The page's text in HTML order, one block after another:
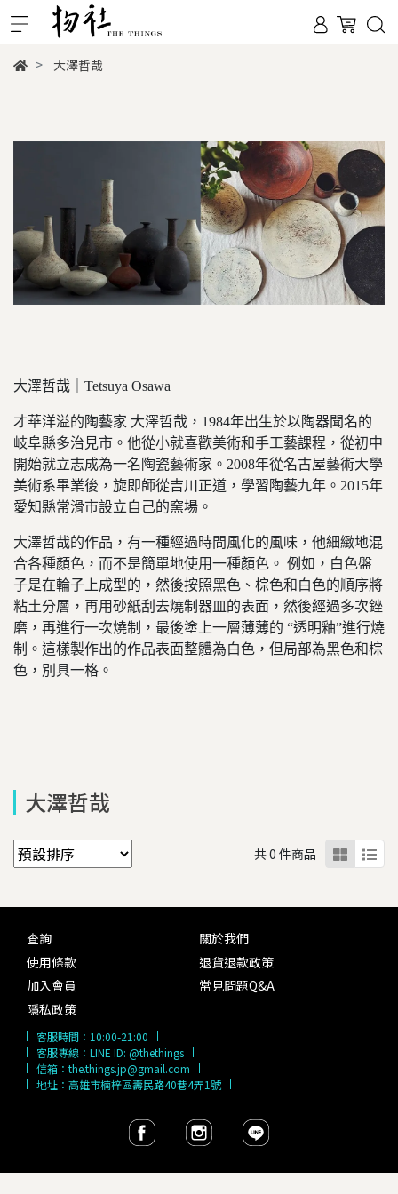
大澤哲哉
大澤哲哉｜Tetsuya Osawa
才華洋溢的陶藝家 大澤哲哉，1984年出生於以陶器聞名的
岐阜縣多治見市。他從小就喜歡美術和手工藝課程，從初中
開始就立志成為一名陶瓷藝術家。2008年從名古屋藝術大學
美術系畢業後，旋即師從吉川正道，學習陶藝九年。2015年
愛知縣常滑市設立自己的窯場。
大澤哲哉的作品，有一種經過時間風化的風味，他細緻地混
合各種顏色，而不是簡單地使用一種顏色。 例如，白色盤
子是在輪子上成型的，然後按照黑色、棕色和白色的順序將
粘土分層，再用砂紙刮去燒制器皿的表面，然後經過多次銼
磨，再進行一次燒制，最後塗上一層薄薄的 “透明釉”進行燒
制。這樣製作出的作品表面整體為白色，但局部為黑色和棕
色，別具一格。
大澤哲哉
共 0 件商品
查詢
關於我們
使用條款
退貨退款政策
加入會員
常見問題Q&A
隱私政策
客服時間： 10:00-21:00
客服專線： LINE ID: @thethings
信箱： the.things.jp@gmail.com
地址：高雄市楠梓區壽民路40巷4弄1號